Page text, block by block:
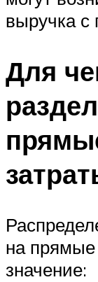
выручка с
Для
на
значение: